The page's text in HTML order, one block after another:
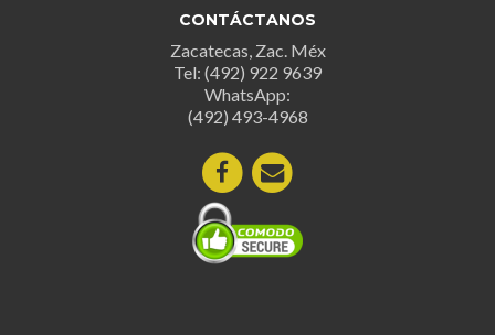
CONTÁCTANOS
Zacatecas, Zac. Méx
Tel: (492) 922 9639
WhatsApp:
(492) 493-4968